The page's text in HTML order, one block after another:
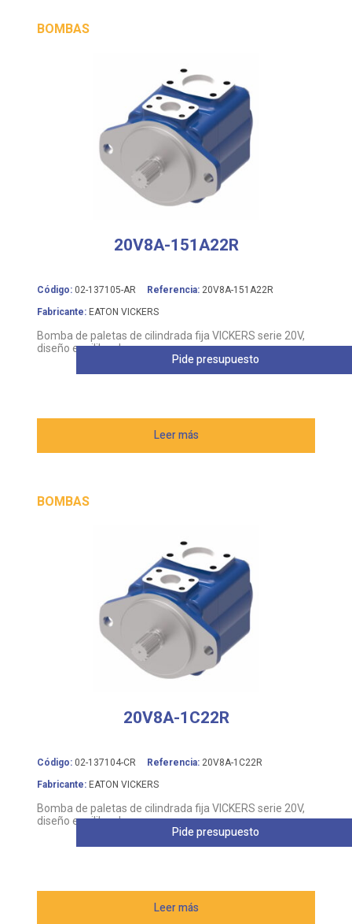
BOMBAS
20V8A-151A22R
Código: 02-137105-AR Referencia: 20V8A-151A22R
Fabricante: EATON VICKERS
Bomba de paletas de cilindrada fija VICKERS serie 20V,
diseño equilibrado
Leer más
Pide presupuesto
BOMBAS
20V8A-1C22R
Código: 02-137104-CR Referencia: 20V8A-1C22R
Fabricante: EATON VICKERS
Bomba de paletas de cilindrada fija VICKERS serie 20V,
diseño equilibrado
Leer más
Pide presupuesto